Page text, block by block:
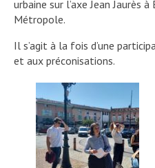
urbaine sur l’axe Jean Jaurès
Métropole.
Il s’agit à la fois d’une
et aux préconisations.